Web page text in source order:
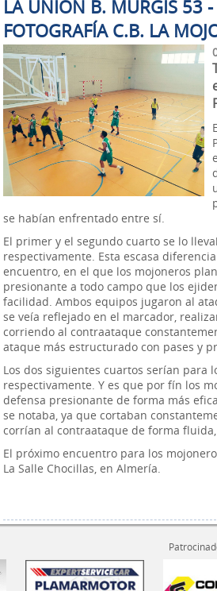
LA UNIÓN B. MURGIS 53
FOTOGRAFÍA C.B. LA
se habían enfrentado entre sí.
El primer y el segundo cuarto se lo
respectivamente. Esta escasa
encuentro, en el que los mojoneros
presionante a todo campo que los
facilidad. Ambos equipos jugaron al
se veía reflejado en el marcador,
corriendo al contraataque
ataque más estructurado con pases y
Los dos siguientes cuartos serían para
respectivamente. Y es que por fín los
defensa presionante de forma más
se notaba, ya que cortaban
corrían al contraataque de forma
El próximo encuentro para los
La Salle Chocillas, en Almería.